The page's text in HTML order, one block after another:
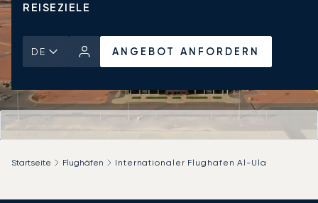
REISEZIELE
DE ANGEBOT ANFORDERN
Startseite Flughäfen Internationaler Flughafen Al-Ula